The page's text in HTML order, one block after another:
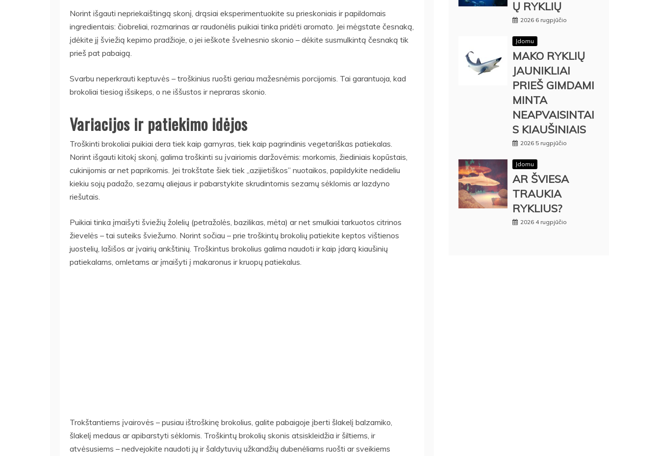
Norint išgauti nepriekaištingą skonį, drąsiai eksperimentuokite su prieskoniais ir papildomais
ingredientais: čiobreliai, rozmarinas ar raudonėlis puikiai tinka pridėti aromato. Jei mėgstate česnaką,
įdėkite jį šviežią kepimo pradžioje, o jei ieškote švelnesnio skonio – dėkite susmulkintą česnaką tik
prieš pat pabaigą.
Svarbu neperkrauti keptuvės – troškinius ruošti geriau mažesnėmis porcijomis. Tai garantuoja, kad
brokoliai tiesiog išsikeps, o ne iššustos ir nepraras skonio.
Variacijos ir patiekimo idėjos
Troškinti brokoliai puikiai dera tiek kaip garnyras, tiek kaip pagrindinis vegetariškas patiekalas.
Norint išgauti kitokį skonį, galima troškinti su įvairiomis daržovėmis: morkomis, žiediniais kopūstais,
cukinijomis ar net paprikomis. Jei trokštate šiek tiek „azijietiškos” nuotaikos, papildykite nedideliu
kiekiu sojų padažo, sezamų aliejaus ir pabarstykite skrudintomis sezamų sėklomis ar lazdyno
riešutais.
Puikiai tinka įmaišyti šviežių žolelių (petražolės, bazilikas, mėta) ar net smulkiai tarkuotos citrinos
žievelės – tai suteiks šviežumo. Norint sočiau – prie troškintų brokolių patiekite keptos vištienos
juostelių, lašišos ar įvairių ankštinių. Troškintus brokolius galima naudoti ir kaip įdarą kiaušinių
patiekalams, omletams ar įmaišyti į makaronus ir kruopų patiekalus.
Trokštantiems įvairovės – pusiau ištroškinę brokolius, galite pabaigoje įberti šlakelį balzamiko,
šlakelį medaus ar apibarstyti sėklomis. Troškintų brokolių skonis atsiskleidžia ir šiltiems, ir
atvėsusiems – nedvejokite naudoti jų ir šaldytuvių užkandžių dubenėliams ruošti ar sveikiems
Ų RYKLIŲ
2026 6 rugpjūčio
Įdomu
MAKO RYKLIŲ
JAUNIKLIAI
PRIEŠ GIMDAMI
MINTA
NEAPVAISINTAI
S KIAUŠINIAIS
2026 5 rugpjūčio
Įdomu
AR ŠVIESA
TRAUKIA
RYKLIUS?
2026 4 rugpjūčio